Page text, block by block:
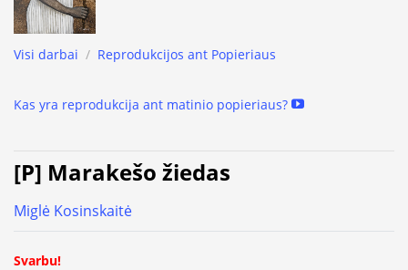
Visi darbai / Reprodukcijos ant Popieriaus
Kas yra reprodukcija ant matinio popieriaus?
[P] Marakešo žiedas
Miglė Kosinskaitė
Svarbu!